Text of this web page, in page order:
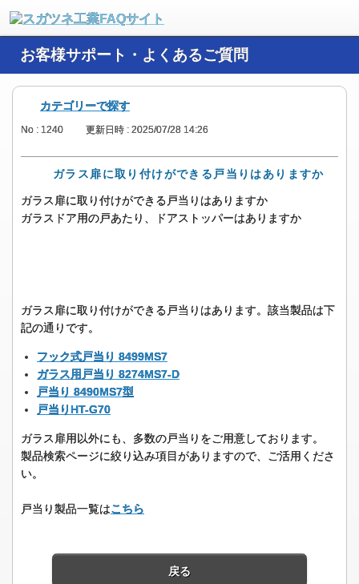
お客様サポート・よくあるご質問
カテゴリーで探す
No : 1240 更新日時 : 2025/07/28 14:26
ガラス扉に取り付けができる戸当りはありますか
ガラス扉に取り付けができる戸当りはありますか
ガラスドア用の戸あたり、ドアストッパーはありますか
ガラス扉に取り付けができる戸当りはあります。該当製品は下
記の通りです。
フック式戸当り 8499MS7
ガラス用戸当り 8274MS7-D
戸当り 8490MS7型
戸当りHT-G70
ガラス扉用以外にも、多数の戸当りをご用意しております。
製品検索ページに絞り込み項目がありますので、ご活用くださ
い。
戸当り製品一覧はこちら
戻る